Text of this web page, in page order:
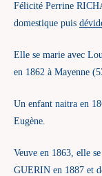
Félicité Perrine
domestique puis
Elle se marie avec
en 1862 à Mayenne
Un enfant naitra en
Eugène.
Veuve en 1863, elle
GUERIN en 1887 et